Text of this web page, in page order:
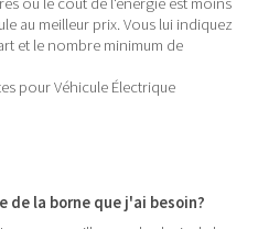
au meilleur prix. Vous lui indiquez
et le nombre minimum de
de la borne que j'ai besoin?